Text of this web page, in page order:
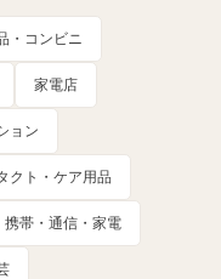
・コンビニ
家電店
ョン
クト・ケア用品
携帯・通信・家電